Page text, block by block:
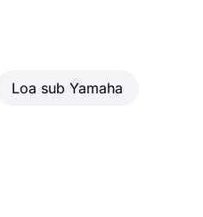
Loa sub Yamaha